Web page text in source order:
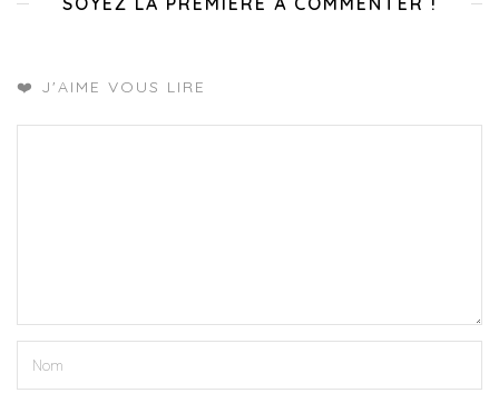
❤️ J'AIME VOUS LIRE